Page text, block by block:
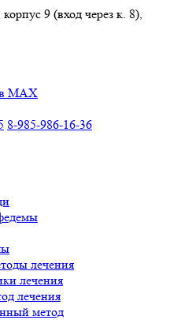
9 (вход через к. 8),
MAX
8-985-986-16-36
лечения
лечения
лечения
метод